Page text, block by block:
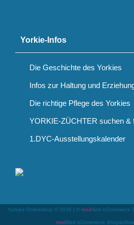
Yorkie-Infos
Die Geschichte des Yorkies
Infos zur Haltung und
Die richtige Pflege des Yorkies
YORKIE-ZÜCHTER suchen &
1.DYC-Ausstellungskalender
Yorkies Onlineshop © 2026 | © modified eCommerce
modified eCommerce